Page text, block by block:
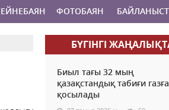
ФОТОБАЯН
БҮГІНГI
Биыл тағы 32 мың
қазақстандық табиғи газға
қосылады